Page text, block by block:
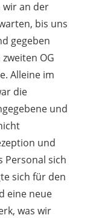
wir an der
bis uns
gegeben
OG
Alleine im
die
und
und
Personal sich
sich für den
eine neue
was wir